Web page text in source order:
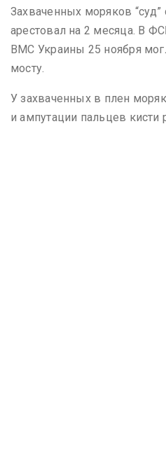
Захваченных моряков
арестовал на 2 месяца. В
ВМС Украины 25 ноября
мосту.
У захваченных в плен
и ампутации пальцев кисти